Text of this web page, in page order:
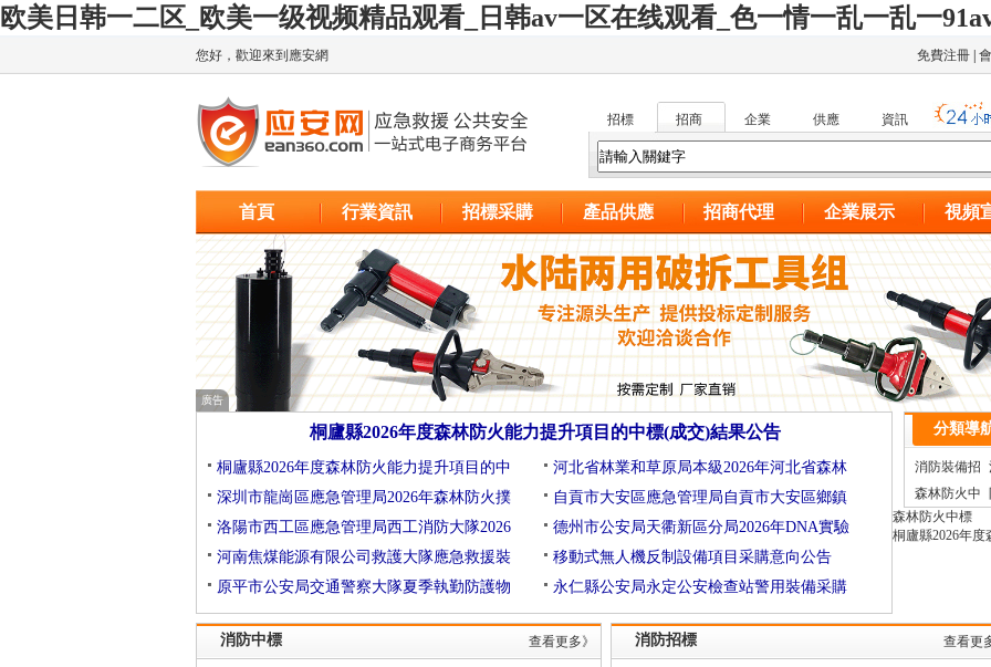
欧美日韩一二区_欧美一级视频精品观看_日韩av一区在线观看_色一情一乱一乱一
您好，歡迎來到應安網 免費注冊
廣告
招標 招商 企業 供應 資訊
首頁 行業資訊 招標采購 產品供應 招商代理 企業展示 視頻
廣告
桐廬縣2026年度森林防火能力提升項目的中標(成交)結果公告
桐廬縣2026年度森林防火能力提升項目的中
河北省林業和草原局本級2026年河北省森林
深圳市龍崗區應急管理局2026年森林防火撲
自貢市大安區應急管理局自貢市大安區鄉鎮
洛陽市西工區應急管理局西工消防大隊2026
德州市公安局天衢新區分局2026年DNA實驗
河南焦煤能源有限公司救護大隊應急救援裝
移動式無人機反制設備項目采購意向公告
原平市公安局交通警察大隊夏季執勤防護物
永仁縣公安局永定公安檢查站警用裝備采購
分類導
消防裝備招
標
森林防火中
標
消防中標 查看更多》 消防招標 查看更
森林防火中標
桐廬縣2026年